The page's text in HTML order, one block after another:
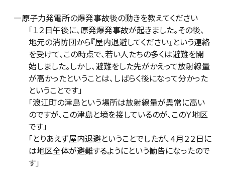
―原子力発電所の爆発事故後の動きを教えてください
「１２日午後に、原発爆発事故が起きました。その後、
地元の消防団から『屋内退避してください』という連絡
を受けて、この時点で、若い人たちの多くは避難を開
始しました。しかし、避難をした先がかえって放射線量
が高かったということは、しばらく後になって分かった
ということです」
「浪江町の津島という場所は放射線量が異常に高い
のですが、この津島と境を接しているのが、このＹ地区
です」
「とりあえず屋内退避ということでしたが、４月２２日に
は地区全体が避難するようにという勧告になったので
す」